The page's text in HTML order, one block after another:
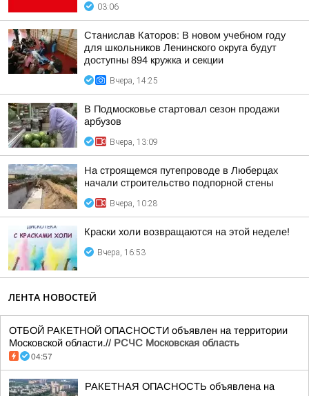
03:06
Станислав Каторов: В новом учебном году
для школьников Ленинского округа будут
доступны 894 кружка и секции
Вчера, 14:25
В Подмосковье стартовал сезон продажи
арбузов
Вчера, 13:09
На строящемся путепроводе в Люберцах
начали строительство подпорной стены
Вчера, 10:28
Краски холи возвращаются на этой неделе!
Вчера, 16:53
ЛЕНТА НОВОСТЕЙ
ОТБОЙ РАКЕТНОЙ ОПАСНОСТИ объявлен на территории
Московской области.// РСЧС Московская область
04:57
РАКЕТНАЯ ОПАСНОСТЬ объявлена на